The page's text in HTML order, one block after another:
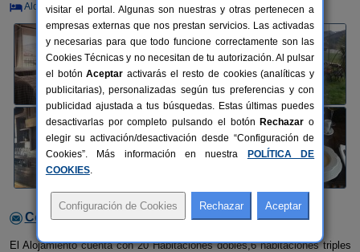
Alquiler por habitaciones 61 plazas 45 km de Logroño
Contactar con el alojamiento
El Alojamiento cuenta con 20 Habitaciones dobles,6 habitaciones triples
visitar el portal. Algunas son nuestras y otras pertenecen a
empresas externas que nos prestan servicios. Las activadas
y necesarias para que todo funcione correctamente son las
Cookies Técnicas y no necesitan de tu autorización. Al pulsar
el botónAceptar activarás el resto de cookies (analíticas y
publicitarias), personalizadas según tus preferencias y con
publicidad ajustada a tus búsquedas. Estas últimas puedes
desactivarlas por completo pulsando el botón Rechazar o
elegir su activación/desactivación desde “Configuración de
Cookies”. Más información en nuestra
POLÍTICA DE
COOKIES.